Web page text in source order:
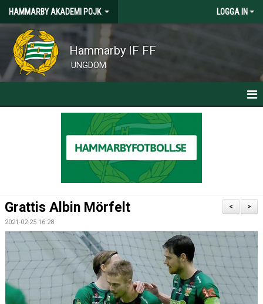
HAMMARBY AKADEMI POJK LOGGA IN
Hammarby IF FF
UNGDOM
MATRIALANSVARIG SÖKES
>
<
Grattis Albin Mörfelt
2021-02-25 16:28